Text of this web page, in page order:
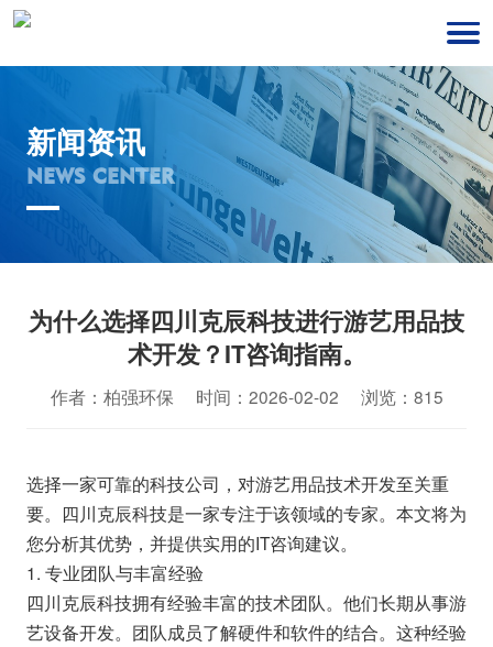
新闻资讯
NEWS CENTER
为什么选择四川克辰科技进行游艺用品技
术开发？IT咨询指南。
作者：柏强环保 时间：2026-02-02 浏览：815
选择一家可靠的科技公司，对游艺用品技术开发至关重
要。四川克辰科技是一家专注于该领域的专家。本文将为
您分析其优势，并提供实用的IT咨询建议。
1. 专业团队与丰富经验
四川克辰科技拥有经验丰富的技术团队。他们长期从事游
艺设备开发。团队成员了解硬件和软件的结合。这种经验